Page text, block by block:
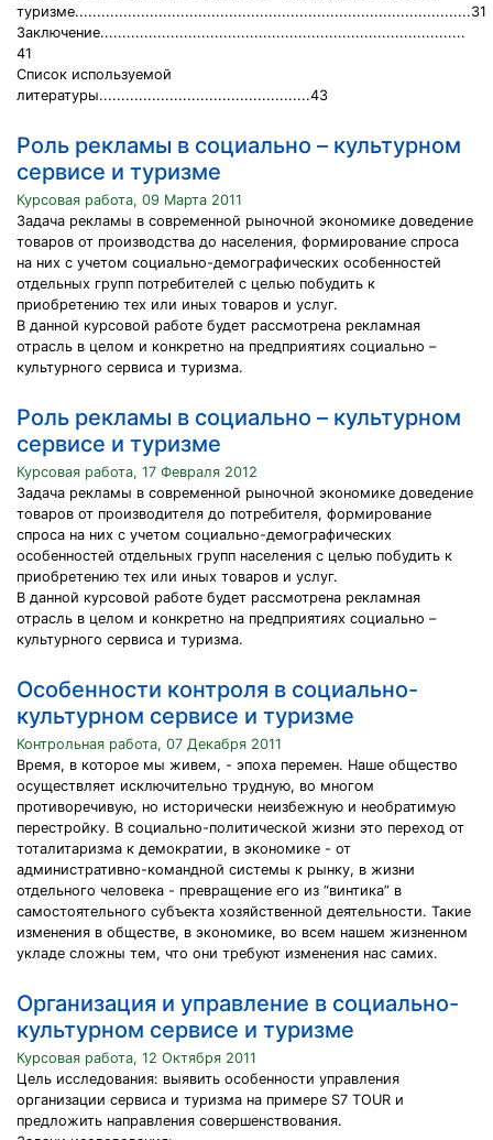
туризме..........................................................................................31
Заключение...................................................................................
41
Список используемой
литературы................................................43
Роль рекламы в социально – культурном
сервисе и туризме
Курсовая работа, 09 Марта 2011
Задача рекламы в современной рыночной экономике доведение
товаров от производства до населения, формирование спроса
на них с учетом социально-демографических особенностей
отдельных групп потребителей с целью побудить к
приобретению тех или иных товаров и услуг.
В данной курсовой работе будет рассмотрена рекламная
отрасль в целом и конкретно на предприятиях социально –
культурного сервиса и туризма.
Роль рекламы в социально – культурном
сервисе и туризме
Курсовая работа, 17 Февраля 2012
Задача рекламы в современной рыночной экономике доведение
товаров от производителя до потребителя, формирование
спроса на них с учетом социально-демографических
особенностей отдельных групп населения с целью побудить к
приобретению тех или иных товаров и услуг.
В данной курсовой работе будет рассмотрена рекламная
отрасль в целом и конкретно на предприятиях социально –
культурного сервиса и туризма.
Особенности контроля в социально-
культурном сервисе и туризме
Контрольная работа, 07 Декабря 2011
Время, в которое мы живем, - эпоха перемен. Наше общество
осуществляет исключительно трудную, во многом
противоречивую, но исторически неизбежную и необратимую
перестройку. В социально-политической жизни это переход от
тоталитаризма к демократии, в экономике - от
административно-командной системы к рынку, в жизни
отдельного человека - превращение его из “винтика” в
самостоятельного субъекта хозяйственной деятельности. Такие
изменения в обществе, в экономике, во всем нашем жизненном
укладе сложны тем, что они требуют изменения нас самих.
Организация и управление в социально-
культурном сервисе и туризме
Курсовая работа, 12 Октября 2011
Цель исследования: выявить особенности управления
организации сервиса и туризма на примере S7 TOUR и
предложить направления совершенствования.